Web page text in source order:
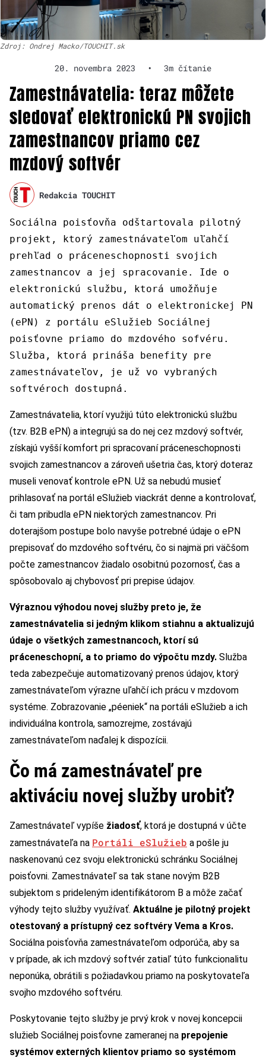
Zdroj: Ondrej Macko/TOUCHIT.sk
20. novembra 2023 • 3m čítanie
Zamestnávatelia: teraz môžete
sledovať elektronickú PN svojich
zamestnancov priamo cez
mzdový softvér
Redakcia TOUCHIT
Sociálna poisťovňa odštartovala pilotný
projekt, ktorý zamestnávateľom uľahčí
prehľad o práceneschopnosti svojich
zamestnancov a jej spracovanie. Ide o
elektronickú službu, ktorá umožňuje
automatický prenos dát o elektronickej PN
(ePN) z portálu eSlužieb Sociálnej
poisťovne priamo do mzdového sofvéru.
Služba, ktorá prináša benefity pre
zamestnávateľov, je už vo vybraných
softvéroch dostupná.
Zamestnávatelia, ktorí využijú túto elektronickú službu
(tzv. B2B ePN) a integrujú sa do nej cez mzdový softvér,
získajú vyšší komfort pri spracovaní práceneschopnosti
svojich zamestnancov a zároveň ušetria čas, ktorý doteraz
museli venovať kontrole ePN. Už sa nebudú musieť
prihlasovať na portál eSlužieb viackrát denne a kontrolovať,
či tam pribudla ePN niektorých zamestnancov. Pri
doterajšom postupe bolo navyše potrebné údaje o ePN
prepisovať do mzdového softvéru, čo si najmä pri väčšom
počte zamestnancov žiadalo osobitnú pozornosť, čas a
spôsobovalo aj chybovosť pri prepise údajov.
Výraznou výhodou novej služby preto je, že
zamestnávatelia si jedným klikom stiahnu a aktualizujú
údaje o všetkých zamestnancoch, ktorí sú
práceneschopní, a to priamo do výpočtu mzdy. Služba
teda zabezpečuje automatizovaný prenos údajov, ktorý
zamestnávateľom výrazne uľahčí ich prácu v mzdovom
systéme. Zobrazovanie „péeniek“ na portáli eSlužieb a ich
individuálna kontrola, samozrejme, zostávajú
zamestnávateľom naďalej k dispozícii.
Čo má zamestnávateľ pre
aktiváciu novej služby urobiť?
Zamestnávateľ vypíše žiadosť, ktorá je dostupná v účte
zamestnávateľa na Portáli eSlužieb a pošle ju
naskenovanú cez svoju elektronickú schránku Sociálnej
poisťovni. Zamestnávateľ sa tak stane novým B2B
subjektom s prideleným identifikátorom B a môže začať
výhody tejto služby využívať. Aktuálne je pilotný projekt
otestovaný a prístupný cez softvéry Vema a Kros.
Sociálna poisťovňa zamestnávateľom odporúča, aby sa
v prípade, ak ich mzdový softvér zatiaľ túto funkcionalitu
neponúka, obrátili s požiadavkou priamo na poskytovateľa
svojho mzdového softvéru.
Poskytovanie tejto služby je prvý krok v novej koncepcii
služieb Sociálnej poisťovne zameranej na prepojenie
systémov externých klientov priamo so systémom